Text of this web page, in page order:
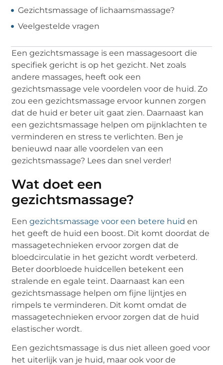
Gezichtsmassage of lichaamsmassage?
Veelgestelde vragen
Een gezichtsmassage is een massagesoort die
specifiek gericht is op het gezicht. Net zoals
andere massages, heeft ook een
gezichtsmassage vele voordelen voor de huid. Zo
zou een gezichtsmassage ervoor kunnen zorgen
dat de huid er beter uit gaat zien. Daarnaast kan
een gezichtsmassage helpen om pijnklachten te
verminderen en stress te verlichten. Ben je
benieuwd naar alle voordelen van een
gezichtsmassage? Lees dan snel verder!
Wat doet een
gezichtsmassage?
Eengezichtsmassage voor een betere huid en
het geeft de huid een boost. Dit komt doordat de
massagetechnieken ervoor zorgen dat de
bloedcirculatie in het gezicht wordt verbeterd.
Beter doorbloede huidcellen betekent een
stralende en egale teint. Daarnaast kan een
gezichtsmassage helpen om fijne lijntjes en
rimpels te verminderen. Dit komt omdat de
massagetechnieken ervoor zorgen dat de huid
elastischer wordt.
Een gezichtsmassage is dus niet alleen goed voor
het uiterlijk van je huid, maar ook voor de